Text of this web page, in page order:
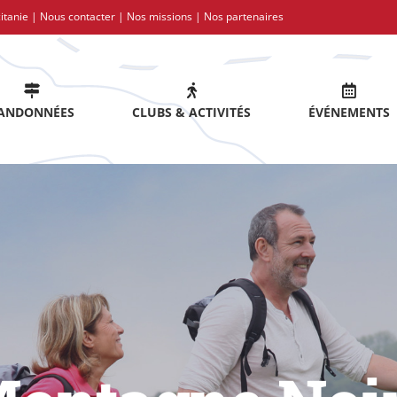
| Nous contacter | Nos missions | Nos partenaires
CLUBS & ACTIVITÉS ÉVÉNEMENTS